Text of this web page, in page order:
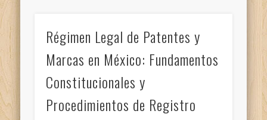
Régimen Legal de Patentes y
Marcas en México: Fundamentos
Constitucionales y
Procedimientos de Registro